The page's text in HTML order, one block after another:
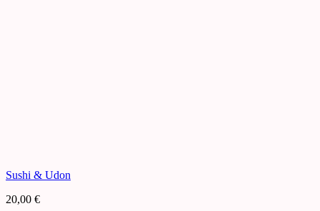
Sushi & Udon
20,00 €